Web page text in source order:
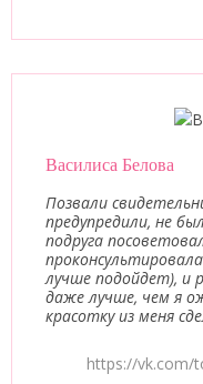
Василиса Белова
Позвали
предупредили, не
подруга
лучше подойдет), и
даже лучше, чем я
красотку из меня
https://vk.com/